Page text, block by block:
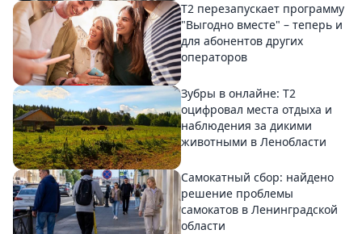
Т2 перезапускает программу
"Выгодно вместе" – теперь и
для абонентов других
операторов
Зубры в онлайне: Т2
оцифровал места отдыха и
наблюдения за дикими
животными в Ленобласти
Самокатный сбор: найдено
решение проблемы
самокатов в Ленинградской
области